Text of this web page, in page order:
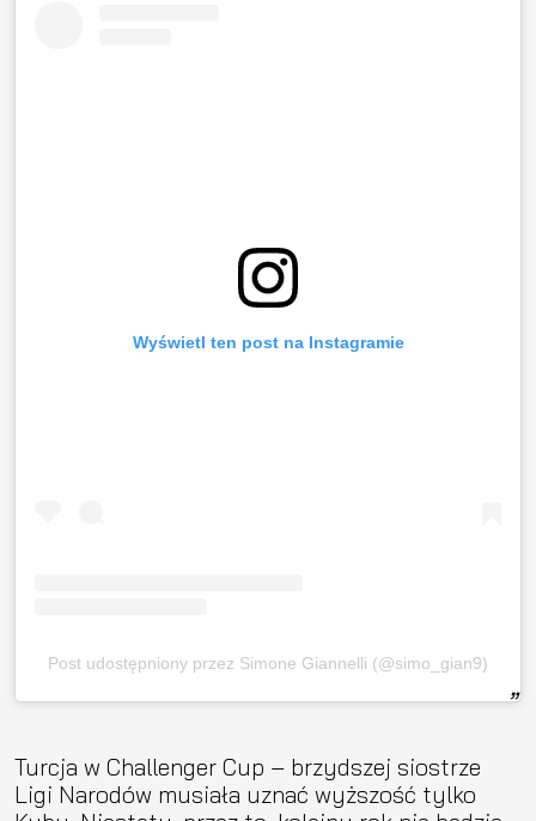
Wyświetl ten post na Instagramie
Post udostępniony przez Simone Giannelli (@simo_gian9)
Turcja w Challenger Cup – brzydszej siostrze
Ligi Narodów musiała uznać wyższość tylko